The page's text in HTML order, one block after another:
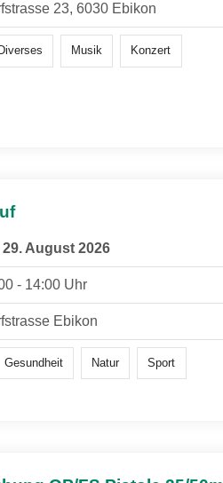
23, 6030 Ebikon
Diverses Musik Konzert
29. August 2026
- 14:00 Uhr
Ebikon
Gesundheit Natur Sport